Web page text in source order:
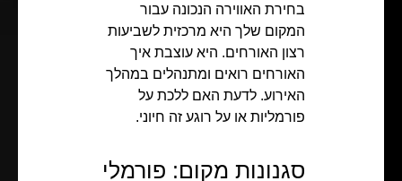
בחירת האווירה הנכונה עבור
המקום שלך היא מרכזית לשביעות
רצון האורחים. היא עוצבת איך
האורחים רואים ומתנהלים במהלך
האירוע. לדעת האם ללכת על
פורמליות או על רוגע זה חיוני.
סגנונות מקום: פורמלי